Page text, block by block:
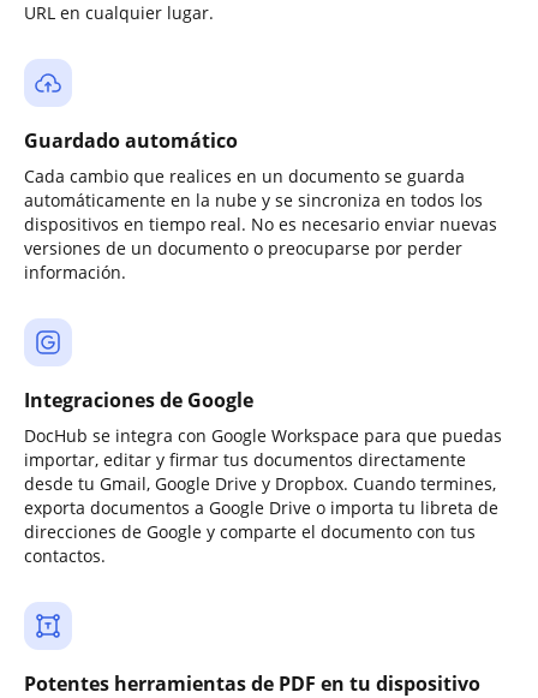
URL en cualquier lugar.
Guardado automático
Cada cambio que realices en un documento se guarda
automáticamente en la nube y se sincroniza en todos los
dispositivos en tiempo real. No es necesario enviar nuevas
versiones de un documento o preocuparse por perder
información.
Integraciones de Google
DocHub se integra con Google Workspace para que puedas
importar, editar y firmar tus documentos directamente
desde tu Gmail, Google Drive y Dropbox. Cuando termines,
exporta documentos a Google Drive o importa tu libreta de
direcciones de Google y comparte el documento con tus
contactos.
Potentes herramientas de PDF en tu dispositivo